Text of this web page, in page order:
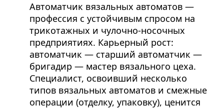
Автоматчик вязальных автоматов —
профессия с устойчивым спросом на
трикотажных и чулочно-носочных
предприятиях. Карьерный рост:
автоматчик — старший автоматчик —
бригадир — мастер вязального цеха.
Специалист, освоивший несколько
типов вязальных автоматов и смежные
операции (отделку, упаковку), ценится